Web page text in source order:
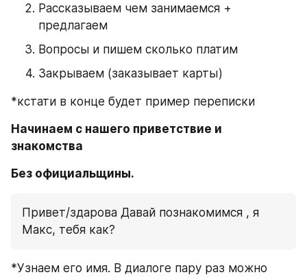
Рассказываем чем занимаемся +
предлагаем
Вопросы и пишем сколько платим
Закрываем (заказывает карты)
*кстати в конце будет пример переписки
Начинаем с нашего приветствие и
знакомства
Без официальщины.
Привет/здарова Давай познакомимся , я
Макс, тебя как?
*Узнаем его имя. В диалоге пару раз можно